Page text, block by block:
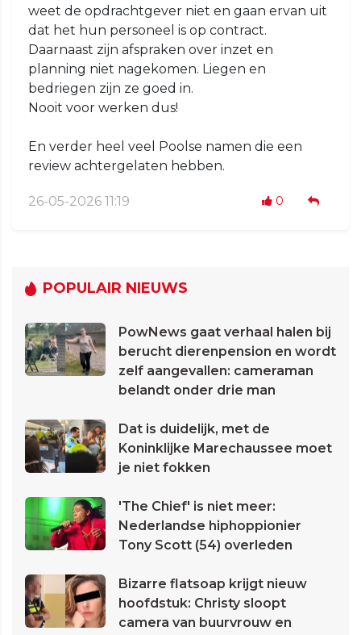
weet de opdrachtgever niet en gaan ervan uit
dat het hun personeel is op contract.
Daarnaast zijn afspraken over inzet en
planning niet nagekomen. Liegen en
bedriegen zijn ze goed in.
Nooit voor werken dus!
En verder heel veel Poolse namen die een
review achtergelaten hebben.
26-05-2026 11:19 0
POPULAIR NIEUWS
PowNews gaat verhaal halen bij
berucht dierenpension en wordt
zelf aangevallen: cameraman
belandt onder drie man
Dat is duidelijk, met de
Koninklijke Marechaussee moet
je niet fokken
'The Chief' is niet meer:
Nederlandse hiphoppionier
Tony Scott (54) overleden
Bizarre flatsoap krijgt nieuw
hoofdstuk: Christy sloopt
camera van buurvrouw en